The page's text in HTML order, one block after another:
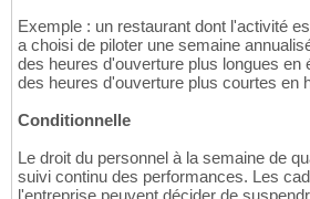
Exemple : un restaurant dont l'activité
a choisi de piloter une semaine
des heures d'ouverture plus longues en
des heures d'ouverture plus courtes en
Conditionnelle
Le droit du personnel à la semaine de
suivi continu des performances. Les